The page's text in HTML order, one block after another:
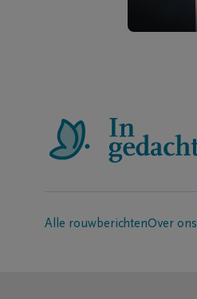
Alle rouwberichtenOver ons